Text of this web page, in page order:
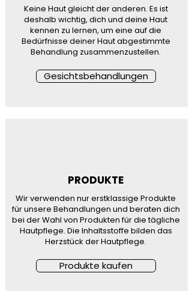
Keine Haut gleicht der anderen. Es ist
deshalb wichtig, dich und deine Haut
kennen zu lernen, um eine auf die
Bedürfnisse deiner Haut abgestimmte
Behandlung zusammenzustellen.
Gesichtsbehandlungen
PRODUKTE
Wir verwenden nur erstklassige Produkte
für unsere Behandlungen und beraten dich
bei der Wahl von Produkten für die tägliche
Hautpflege. Die Inhaltsstoffe bilden das
Herzstück der Hautpflege.
Produkte kaufen